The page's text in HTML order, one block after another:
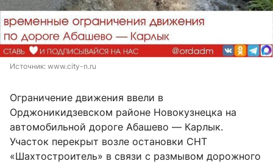
Источник: www.city-n.ru
Ограничение движения ввели в
Орджоникидзевском районе Новокузнецка на
автомобильной дороге Абашево — Карлык.
Участок перекрыт возле остановки СНТ
«Шахтостроитель» в связи с размывом дорожного